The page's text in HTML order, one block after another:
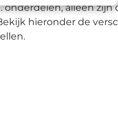
alleen zijn
hieronder de